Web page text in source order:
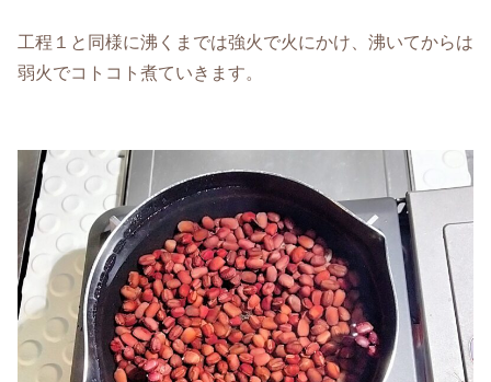
工程１と同様に沸くまでは強火で火にかけ、沸いてからは
弱火でコトコト煮ていきます。